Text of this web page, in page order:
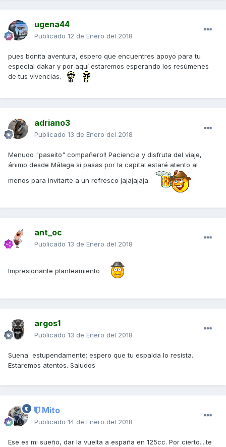
ugena44
Publicado 12 de Enero del 2018
pues bonita aventura, espero que encuentres apoyo para tu
especial dakar y por aquí estaremos esperando los resúmenes
de tus vivencias.
adriano3
Publicado 13 de Enero del 2018
Menudo "paseito" compañero!! Paciencia y disfruta del viaje,
ánimo desde Málaga si pasas por la capital estaré atento al
menos para invitarte a un refresco jajajajaja.
ant_oc
Publicado 13 de Enero del 2018
Impresionante planteamiento
argos1
Publicado 13 de Enero del 2018
Suena estupendamente; espero que tu espalda lo resista.
Estaremos atentos. Saludos
Mito
Publicado 14 de Enero del 2018
Ese es mi sueño, dar la vuelta a españa en 125cc. Por cierto....te